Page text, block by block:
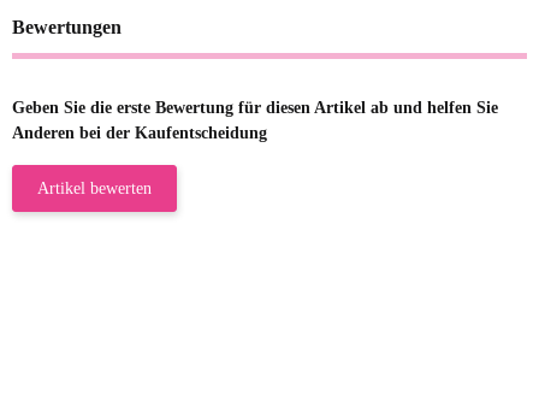
Bewertungen
Geben Sie die erste Bewertung für diesen Artikel ab und helfen Sie
Anderen bei der Kaufentscheidung
Artikel bewerten